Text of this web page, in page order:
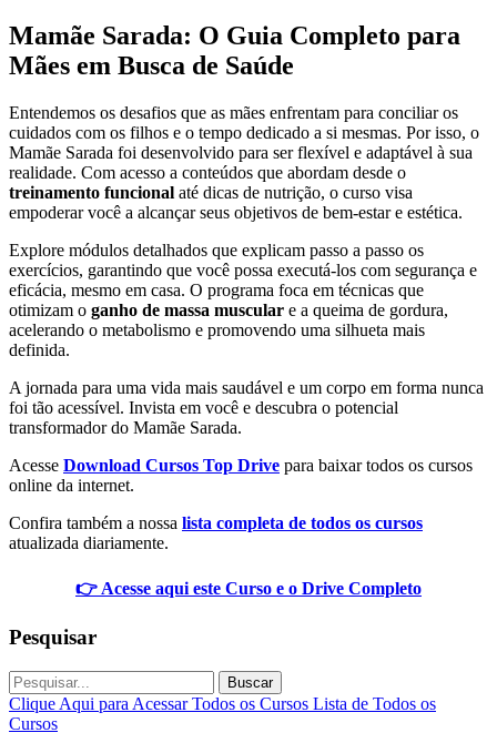
Mamãe Sarada: O Guia Completo para
Mães em Busca de Saúde
Entendemos os desafios que as mães enfrentam para conciliar os
cuidados com os filhos e o tempo dedicado a si mesmas. Por isso, o
Mamãe Sarada foi desenvolvido para ser flexível e adaptável à sua
realidade. Com acesso a conteúdos que abordam desde o
treinamento funcional até dicas de nutrição, o curso visa
empoderar você a alcançar seus objetivos de bem-estar e estética.
Explore módulos detalhados que explicam passo a passo os
exercícios, garantindo que você possa executá-los com segurança e
eficácia, mesmo em casa. O programa foca em técnicas que
otimizam o ganho de massa muscular e a queima de gordura,
acelerando o metabolismo e promovendo uma silhueta mais
definida.
A jornada para uma vida mais saudável e um corpo em forma nunca
foi tão acessível. Invista em você e descubra o potencial
transformador do Mamãe Sarada.
Acesse Download Cursos Top Drive para baixar todos os cursos
online da internet.
Confira também a nossa lista completa de todos os cursos
atualizada diariamente.
👉 Acesse aqui este Curso e o Drive Completo
Pesquisar
Buscar
Clique Aqui para Acessar Todos os Cursos Lista de Todos os
Cursos